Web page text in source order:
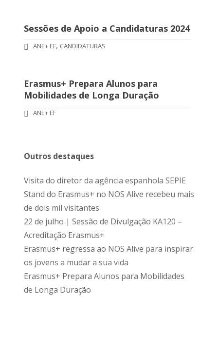
Sessões de Apoio a Candidaturas 2024
ANE+ EF, CANDIDATURAS
Erasmus+ Prepara Alunos para
Mobilidades de Longa Duração
ANE+ EF
Outros destaques
Visita do diretor da agência espanhola SEPIE
Stand do Erasmus+ no NOS Alive recebeu mais
de dois mil visitantes
22 de julho | Sessão de Divulgação KA120 –
Acreditação Erasmus+
Erasmus+ regressa ao NOS Alive para inspirar
os jovens a mudar a sua vida
Erasmus+ Prepara Alunos para Mobilidades
de Longa Duração